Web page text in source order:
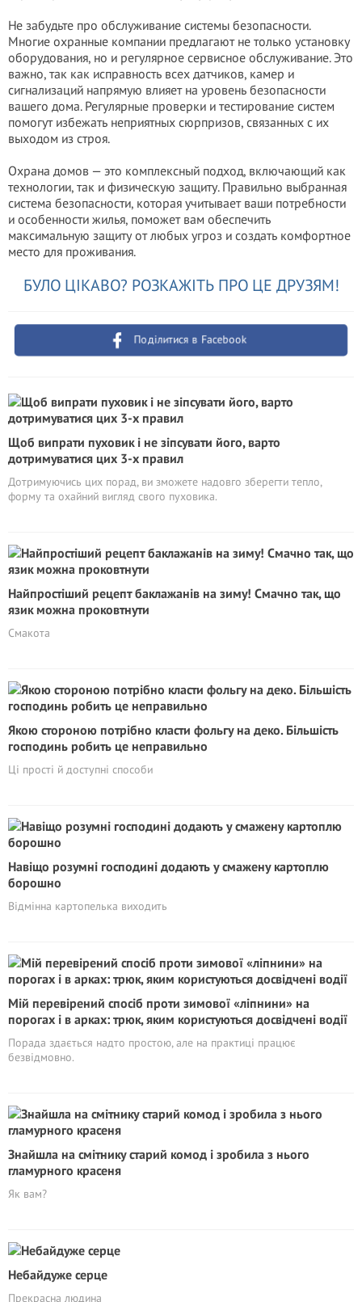
Не забудьте про обслуживание системы безопасности.
Многие охранные компании предлагают не только установку
оборудования, но и регулярное сервисное обслуживание. Это
важно, так как исправность всех датчиков, камер и
сигнализаций напрямую влияет на уровень безопасности
вашего дома. Регулярные проверки и тестирование систем
помогут избежать неприятных сюрпризов, связанных с их
выходом из строя.
Охрана домов — это комплексный подход, включающий как
технологии, так и физическую защиту. Правильно выбранная
система безопасности, которая учитывает ваши потребности
и особенности жилья, поможет вам обеспечить
максимальную защиту от любых угроз и создать комфортное
место для проживания.
БУЛО ЦІКАВО? РОЗКАЖІТЬ ПРО ЦЕ ДРУЗЯМ!
Поділитися в Facebook
Щоб випрати пуховик і не зіпсувати його, варто
дотримуватися цих 3-х правил
Дотримуючись цих порад, ви зможете надовго зберегти тепло,
форму та охайний вигляд свого пуховика.
Найпростіший рецепт баклажанів на зиму! Смачно так, що
язик можна проковтнути
Смакота
Якою стороною потрібно класти фольгу на деко. Більшість
господинь робить це неправильно
Ці прості й доступні способи
Навіщо розумні господині додають у смажену картоплю
борошно
Відмінна картопелька виходить
Мій перевірений спосіб проти зимової «ліпнини» на
порогах і в арках: трюк, яким користуються досвідчені водії
Порада здається надто простою, але на практиці працює
безвідмовно.
Знайшла на смітнику старий комод і зробила з нього
гламурного красеня
Як вам?
Небайдуже серце
Прекрасна людина